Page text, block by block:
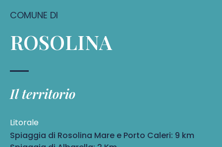
COMUNE DI
ROSOLINA
Il territorio
Litorale
Spiaggia di Rosolina Mare e Porto Caleri: 9 km